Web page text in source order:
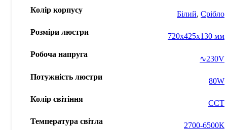
Колір корпусу Білий, Срібло
Розміри люстри 720x425x130 мм
Робоча напруга ∿230V
Потужність люстри 80W
Колір світіння ССТ
Температура світла 2700-6500К